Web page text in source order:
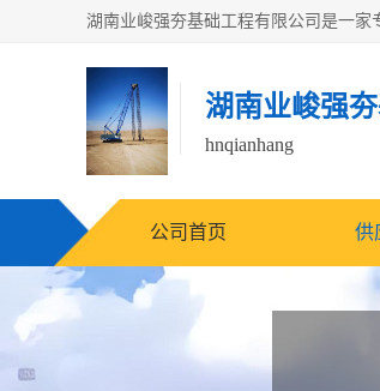
湖南业峻强
hnqianhang
公司首页 供